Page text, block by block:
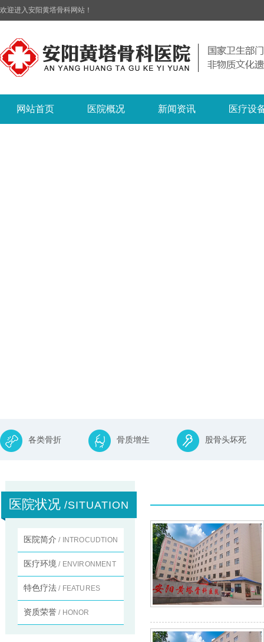
欢迎进入安阳黄塔骨科网站！
网站首页 医院概况 新闻资讯 医疗设
各类骨折 骨质增生 股骨头坏死
医院状况 /SITUATION
医院简介 / INTROCUDTION
医疗环境 / ENVIRONMENT
特色疗法 / FEATURES
资质荣誉 / HONOR